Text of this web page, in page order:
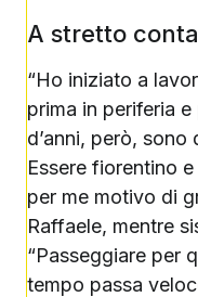
A stretto
“Ho iniziato a
prima in periferia
d’anni, però,
Essere fiorentino
per me motivo di
Raffaele, mentre
“Passeggiare per
tempo passa